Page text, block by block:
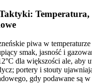
piwa w
smak, jasność i
dla większości ale, aby
portery i stouty
gdy podawane są w